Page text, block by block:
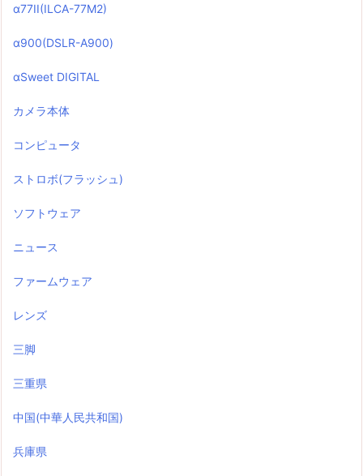
α77II(ILCA-77M2)
α900(DSLR-A900)
αSweet DIGITAL
カメラ本体
コンピュータ
ストロボ(フラッシュ)
ソフトウェア
ニュース
ファームウェア
レンズ
三脚
三重県
中国(中華人民共和国)
兵庫県